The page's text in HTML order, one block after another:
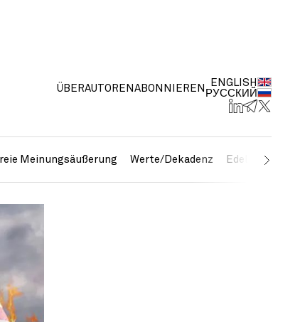
ÜBERAUTOREN ABONNIEREN
ENGLISH
РУССКИЙ
Meinungsäußerung Werte/Dekadenz Edelmetalle